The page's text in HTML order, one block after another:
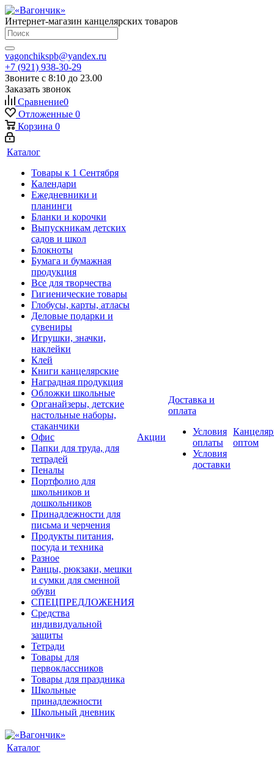
Интернет-магазин канцелярских товаров
vagonchikspb@yandex.ru
+7 (921) 938-30-29
Звоните с 8:10 до 23.00
Заказать звонок
Сравнение0
Отложенные 0
Корзина 0
Каталог
Товары к 1 Сентября
Календари
Ежедневники и
планинги
Бланки и корочки
Выпускникам детских
садов и школ
Блокноты
Бумага и бумажная
продукция
Все для творчества
Гигиенические товары
Глобусы, карты, атласы
Деловые подарки и
сувениры
Игрушки, значки,
наклейки
Клей
Книги канцелярские
Наградная продукция
Обложки школьные
Органайзеры, детские
настольные наборы,
стаканчики
Офис
Папки для труда, для
тетрадей
Пеналы
Портфолио для
школьников и
дошкольников
Принадлежности для
письма и черчения
Продукты питания,
посуда и техника
Разное
Ранцы, рюкзаки, мешки
и сумки для сменной
обуви
СПЕЦПРЕДЛОЖЕНИЯ
Средства
индивидуальной
защиты
Тетради
Товары для
первоклассников
Товары для праздника
Школьные
принадлежности
Школьный дневник
Акции
Доставка и
оплата
Условия
оплаты
Условия
доставки
оптом
Каталог